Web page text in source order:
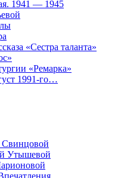
1941 — 1945
«Сестра таланта»
«Ремарка»
1991-го…
Свинцовой
Утышевой